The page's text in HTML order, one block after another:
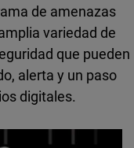
de amenazas
variedad de
que pueden
alerta y un paso
digitales.